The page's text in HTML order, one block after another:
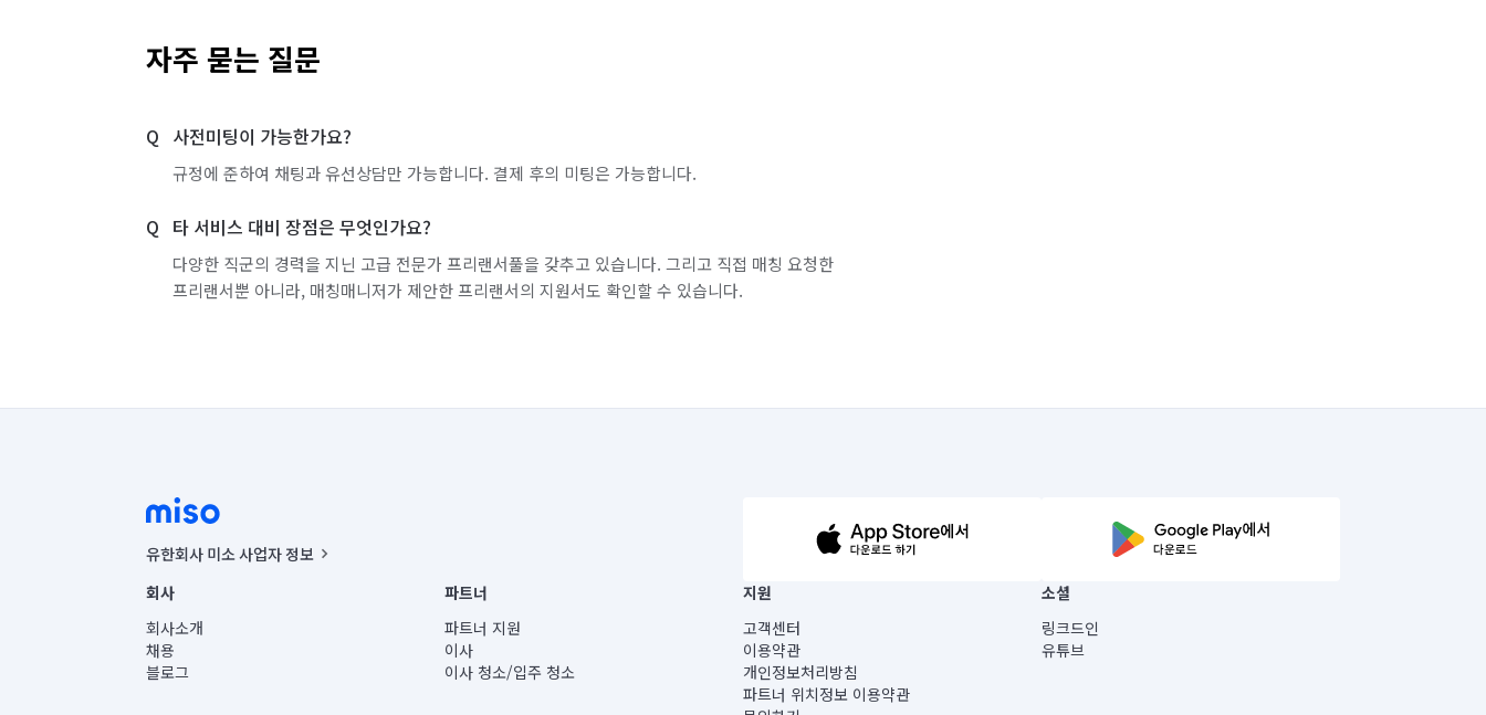
자주 묻는 질문
사전미팅이 가능한가요?
규정에 준하여 채팅과 유선상담만 가능합니다. 결제 후의 미팅은 가능합니다.
타 서비스 대비 장점은 무엇인가요?
다양한 직군의 경력을 지닌 고급 전문가 프리랜서풀을 갖추고 있습니다. 그리고 직접 매칭 요청한
프리랜서뿐 아니라, 매칭매니저가 제안한 프리랜서의 지원서도 확인할 수 있습니다.
유한회사 미소 사업자 정보
사업자등록번호 : 291-87-00271 | 인허가번호 : 2016-3220163-14-5-00019 |
통신판매신고번호 : 2024-서울종로-1400(공정거래위원회 정보) |
대표이사 : CHING VICTOR COLUMBIA RHEE
주소 | 본사: 서울특별시 종로구 율곡로 6(중학동, 트윈트리빌딩) B동 5층
컨택센터 : 서울특별시 종로구 수송동 율곡로 24, 7층, 8층 미소
회사
회사소개
채용
블로그
파트너
파트너 지원
이사
이사 청소/입주 청소
지원
고객센터
이용약관
개인정보처리방침
파트너 위치정보 이용약관
소셜
링크드인
유튜브